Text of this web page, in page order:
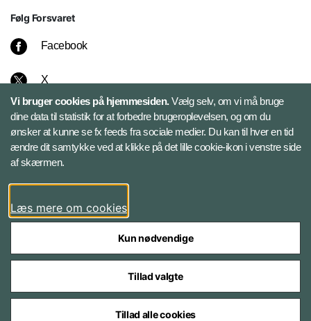
Følg Forsvaret
Facebook
X
Instagram
Bluesky
LinkedIn
Styrelser og myndigheder under Forsvarsministeriet
Vi bruger cookies på hjemmesiden.Vælg selv, om vi må bruge
dine data til statistik for at forbedre brugeroplevelsen, og om du
ønsker at kunne se fx feeds fra sociale medier. Du kan til hver en tid
ændre dit samtykke ved at klikke på det lille cookie-ikon i venstre side
af skærmen.
Læs mere om cookies
Kun nødvendige
Tillad valgte
Tillad alle cookies